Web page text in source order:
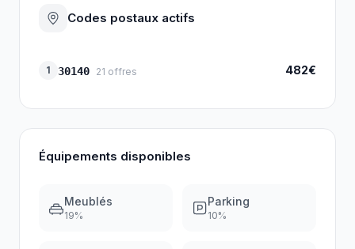
Codes postaux actifs
1 30140 21 offres 482€
Équipements disponibles
Meublés
19%
Parking
10%